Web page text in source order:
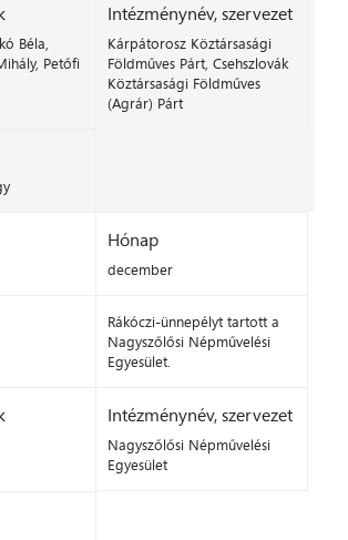
Béla,
Petőfi
Intézménynév, szervezet
Kárpátorosz Köztársasági
Földműves Párt, Csehszlovák
Köztársasági Földműves
(Agrár) Párt
Hónap
december
Rákóczi-ünnepélyt tartott a
Nagyszőlősi Népművelési
Egyesület.
Intézménynév, szervezet
Nagyszőlősi Népművelési
Egyesület